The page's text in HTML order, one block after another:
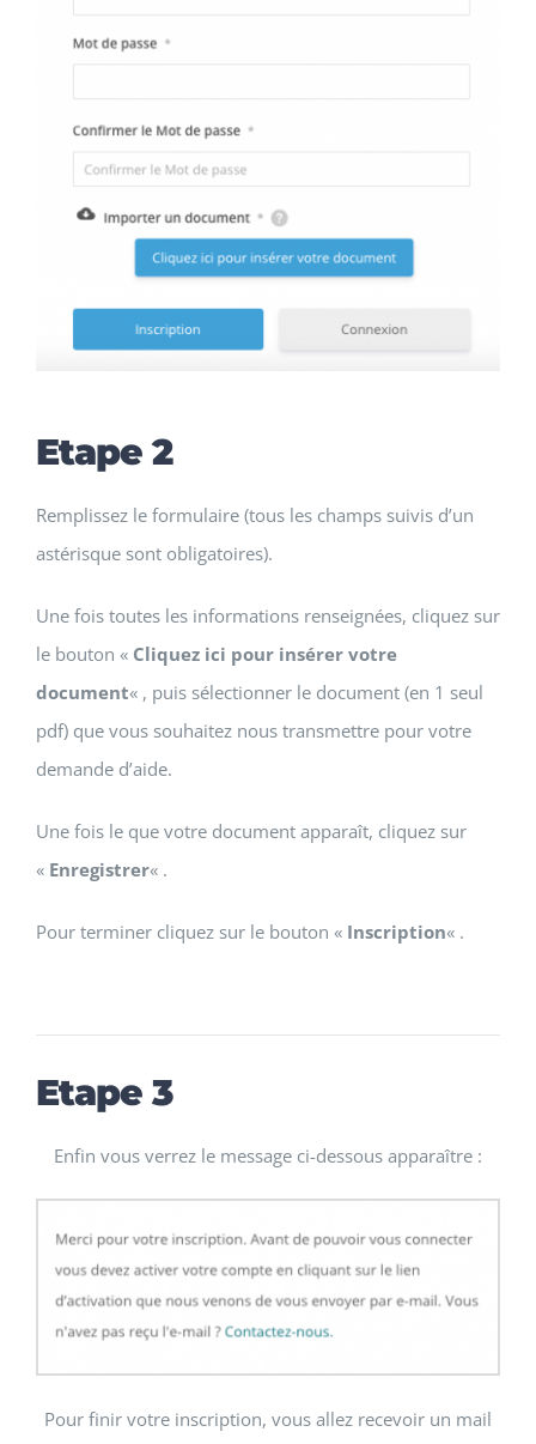
Etape 2
Remplissez le formulaire (tous les champs suivis d’un
astérisque sont obligatoires).
Une fois toutes les informations renseignées, cliquez sur
le bouton « Cliquez ici pour insérer votre
document« , puis sélectionner le document (en 1 seul
pdf) que vous souhaitez nous transmettre pour votre
demande d’aide.
Une fois le que votre document apparaît, cliquez sur
« Enregistrer« .
Pour terminer cliquez sur le bouton « Inscription« .
Etape 3
Enfin vous verrez le message ci-dessous apparaître :
Pour finir votre inscription, vous allez recevoir un mail